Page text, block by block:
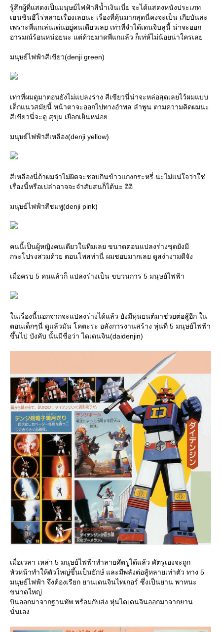
รู้สึกผู้ที่แสดงเป็นมนุษย์ไฟฟ้าสีน้ำเงินเนี่ย จะได้แสดงหนังประเภท
เฮนชินฮีโร่หลายเรื่องเลยนะ เรื่องที่คุ้นมากสุดนี่คงจะเป็น เกียบันล่ะ
เพราะพี่แกเล่นเด่นอยู่คนเดียวเลย เท่าที่จำได้เดนจิบลูนี้ น่าจะออก
อารมณ์ร้อนหน่อยนะ แต่ด้วยมาดพี่แกแล้ว ก็เท่ห์ไม่น้อยน่าใครเล
มนุษย์ไฟฟ้าสีเขียว(denji green)
เท่าที่ผมดูมาตอนยังไม่แปลงร่าง สีเขียวนี่น่าจะหล่อสุดเลยไว้ผมแบบ
เด็กแนวสมัยนี้ หน้าตาจะออกไปทางอำพล ลำพูน ตามความคิดผมนะ
สีเขียวนี่จะดู สุขุม เยือกเย็นหน่อ
มนุษย์ไฟฟ้าสีเหลือง(denji yellow)
สีเหลืองนี่ถ้าผมจำไม่ผิดจะชอบกินข้าวแกงกระหรี่ นะไม่แน่ใจว่าใช่
เรื่องนี้หรือเปล่าอาจจะจำสับสนก็ได้นะ อิอิ
มนุษย์ไฟฟ้าสีชมพู(denji pink)
คนนี้เป็นผู้หญิงคนเดียวในทีมเลย ขนาดตอนแปลงร่างชุดยังมี
กระโปรงสวมด้วย ตอนโพสท่านี่ ผมชอบมากเลย ดูสง่างามดีจัง
เมื่อครบ 5 คนแล้วก็ แปลงร่างเป็น ขบวนการ 5 มนุษย์ไฟฟ้า
นเรื่องนี้นอกจากจะแปลงร่างได้แล้ว ยังมีหุ่นยนต์มาช่วยต่อสู้อีก ใน
ตอนเด็กๆนี่ ดูแล้วมัน โคตะระ อลังการงานสร้าง หุ่นที่ 5 มนุษย์ไฟฟ้า
ขึ้นไป บังคับ นั้นมีชื่อว่า ไดเดนจิน(daidenjin)
เมื่อเวลา เหล่า 5 มนุษย์ไฟฟ้าทำลายศัตรูได้แล้ว ศัตรูเองจะถูก
หัวหน้าทำให้ตัวใหญ่ขึ้นเป็นยักษ์ และมีพลังต่อสู้หลายเท่าตัว ทาง 5
มนุษย์ไฟฟ้า จึงต้องเรียก ยานเดนจินไทเกอร์ ซึ่งเป็นยาน พาหนะ
ขนาดใหญ่
บินออกมาจากฐานทัพ พร้อมกับส่ง หุ่นไดเดนจินออกมาจากยาน
นั่นเอง